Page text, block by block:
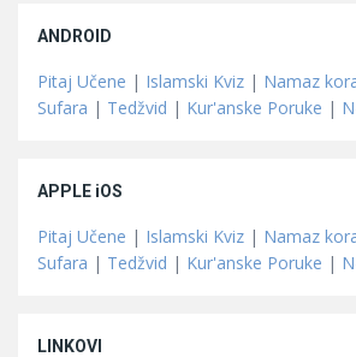
ANDROID
Pitaj Učene | Islamski Kviz | Namaz
Sufara | Tedžvid | Kur'anske Poruke |
APPLE iOS
Pitaj Učene | Islamski Kviz | Namaz
Sufara | Tedžvid | Kur'anske Poruke |
LINKOVI